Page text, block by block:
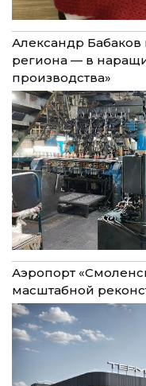
Александр Бабаков
региона — в
производства»
Аэропорт
масштабной